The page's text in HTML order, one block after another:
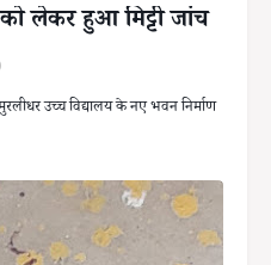
लेकर हुआ मिट्टी जांच
उच्च विद्यालय के नए भवन निर्माण